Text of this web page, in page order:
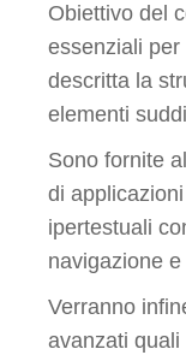
Obiettivo del
essenziali
descritta la
elementi
Sono fornite
di
ipertestuali
navigazione
Verranno
avanzati